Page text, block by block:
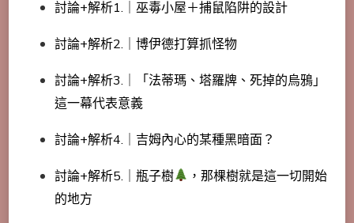
討論+解析1.｜巫毒小屋＋捕鼠陷阱的設計
討論+解析2.｜博伊德打算抓怪物
討論+解析3.｜「法蒂瑪、塔羅牌、死掉的烏鴉」
這一幕代表意義
討論+解析4.｜吉姆內心的某種黑暗面？
討論+解析5.｜瓶子樹
，那棵樹就是這一切開始
的地方